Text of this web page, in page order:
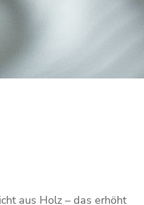
aus Holz – das erhöht